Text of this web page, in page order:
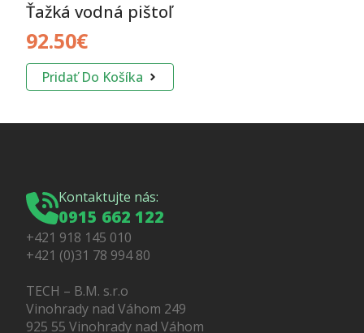
Ťažká vodná pištoľ
92.50€
Pridať Do Košíka
Kontaktujte nás:
0915 662 122
+421 918 145 010
+421 (0)31 78 994 80
TECH – B.M. s.r.o
Vinohrady nad Váhom 249
925 55 Vinohrady nad Váhom